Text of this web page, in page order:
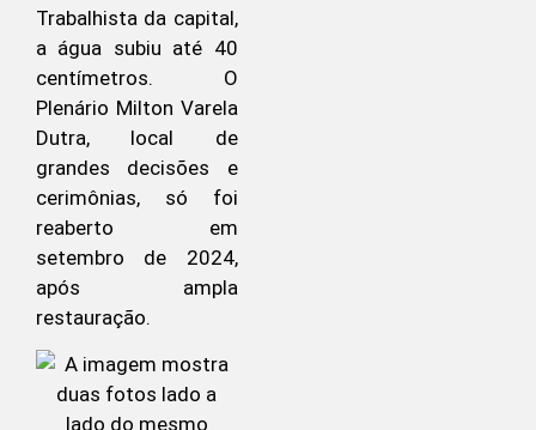
Trabalhista da capital,
a água subiu até 40
centímetros. O
Plenário Milton Varela
Dutra, local de
grandes decisões e
cerimônias, só foi
reaberto em
setembro de 2024,
após ampla
restauração.